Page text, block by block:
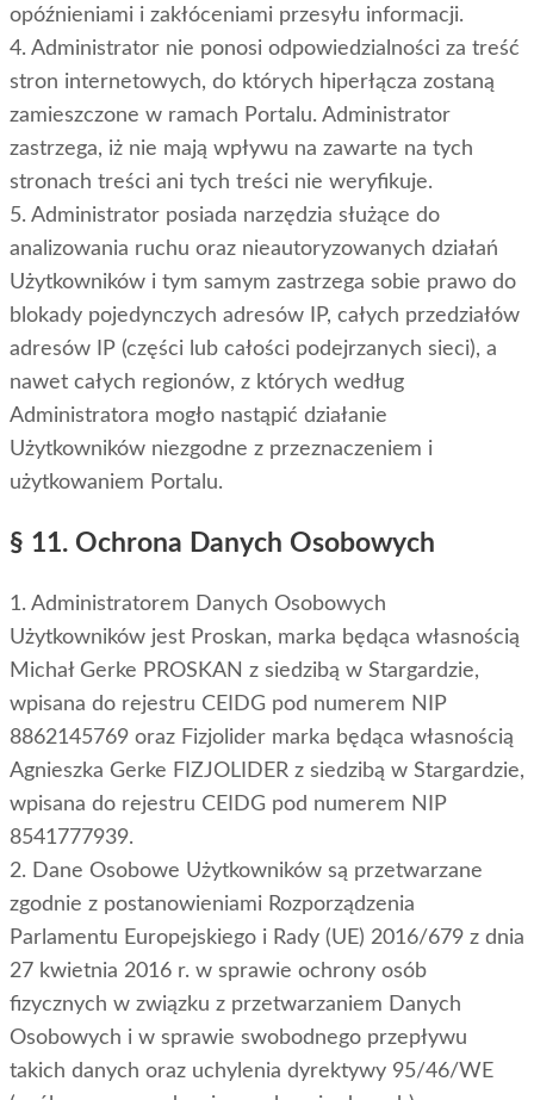
opóźnieniami i zakłóceniami przesyłu informacji.
4. Administrator nie ponosi odpowiedzialności za treść
stron internetowych, do których hiperłącza zostaną
zamieszczone w ramach Portalu. Administrator
zastrzega, iż nie mają wpływu na zawarte na tych
stronach treści ani tych treści nie weryfikuje.
5. Administrator posiada narzędzia służące do
analizowania ruchu oraz nieautoryzowanych działań
Użytkowników i tym samym zastrzega sobie prawo do
blokady pojedynczych adresów IP, całych przedziałów
adresów IP (części lub całości podejrzanych sieci), a
nawet całych regionów, z których według
Administratora mogło nastąpić działanie
Użytkowników niezgodne z przeznaczeniem i
użytkowaniem Portalu.
§ 11. Ochrona Danych Osobowych
1. Administratorem Danych Osobowych
Użytkowników jest Proskan, marka będąca własnością
Michał Gerke PROSKAN z siedzibą w Stargardzie,
wpisana do rejestru CEIDG pod numerem NIP
8862145769 oraz Fizjolider marka będąca własnością
Agnieszka Gerke FIZJOLIDER z siedzibą w Stargardzie,
wpisana do rejestru CEIDG pod numerem NIP
8541777939.
2. Dane Osobowe Użytkowników są przetwarzane
zgodnie z postanowieniami Rozporządzenia
Parlamentu Europejskiego i Rady (UE) 2016/679 z dnia
27 kwietnia 2016 r. w sprawie ochrony osób
fizycznych w związku z przetwarzaniem Danych
Osobowych i w sprawie swobodnego przepływu
takich danych oraz uchylenia dyrektywy 95/46/WE